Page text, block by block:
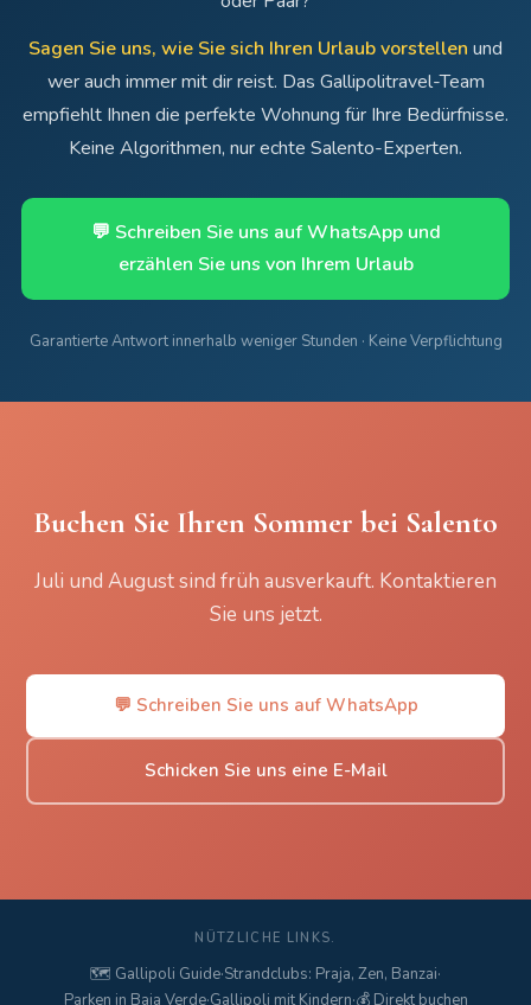
Sagen Sie uns, wie Sie sich Ihren Urlaub vorstellen und
wer auch immer mit dir reist. Das Gallipolitravel-Team
empfiehlt Ihnen die perfekte Wohnung für Ihre Bedürfnisse.
Keine Algorithmen, nur echte Salento-Experten.
💬 Schreiben Sie uns auf WhatsApp und
erzählen Sie uns von Ihrem Urlaub
Garantierte Antwort innerhalb weniger Stunden · Keine Verpflichtung
Buchen Sie Ihren Sommer bei Salento
Juli und August sind früh ausverkauft. Kontaktieren
Sie uns jetzt.
💬 Schreiben Sie uns auf WhatsApp
Schicken Sie uns eine E-Mail
NÜTZLICHE LINKS.
🗺️ Gallipoli Guide·Strandclubs: Praja, Zen, Banzai·
Parken in Baia Verde·Gallipoli mit Kindern·💰 Direkt buchen